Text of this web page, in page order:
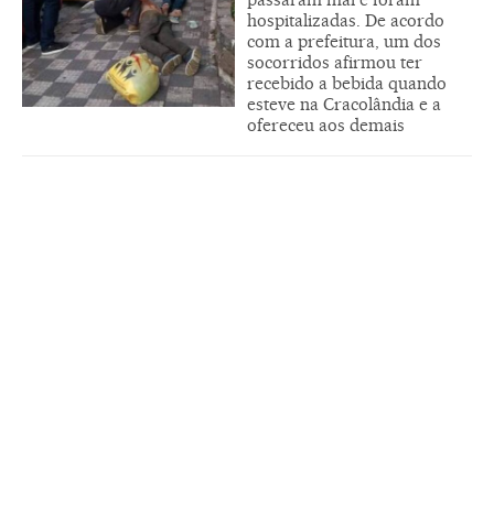
hospitalizadas. De acordo
com a prefeitura, um dos
socorridos afirmou ter
recebido a bebida quando
esteve na Cracolândia e a
ofereceu aos demais